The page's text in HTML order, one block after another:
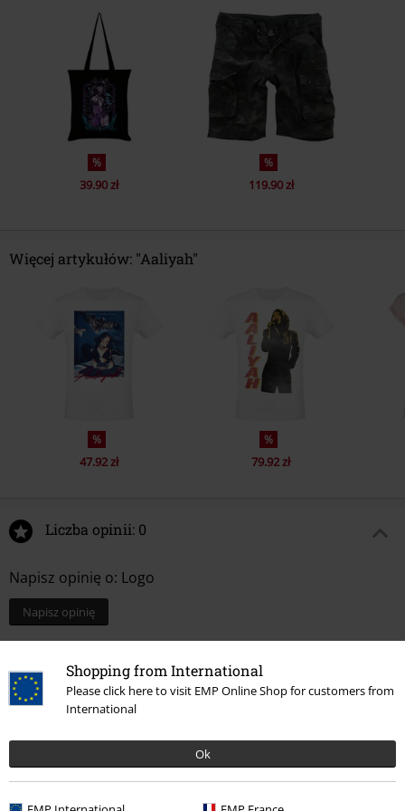
Shopping from International
Please click here to visit EMP Online Shop for customers from
International
Ok
%
39.90 zł
%
119.90 zł
Więcej artykułów: "Aaliyah"
%
47.92 zł
%
79.92 zł
Liczba opinii: 0
Napisz opinię o: Logo
Napisz opinię